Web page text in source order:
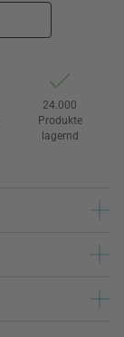
24.000
Produkte
lagernd